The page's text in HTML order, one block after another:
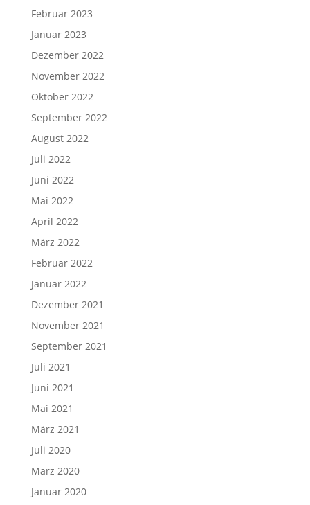
Februar 2023
Januar 2023
Dezember 2022
November 2022
Oktober 2022
September 2022
August 2022
Juli 2022
Juni 2022
Mai 2022
April 2022
März 2022
Februar 2022
Januar 2022
Dezember 2021
November 2021
September 2021
Juli 2021
Juni 2021
Mai 2021
März 2021
Juli 2020
März 2020
Januar 2020